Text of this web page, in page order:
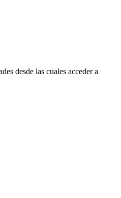
desde las cuales acceder a